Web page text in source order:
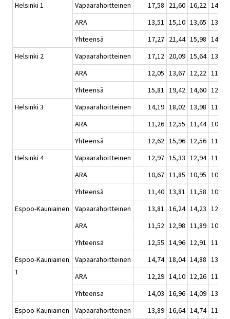
Helsinki 1
Vapaarahoitteinen 17,58 21,60 16,22 14,52
ARA
13,51 15,10 13,65 13,03
Yhteensä
17,27 21,44 15,98 14,35
Helsinki 2
Vapaarahoitteinen 17,12 20,09 15,64 13,27
ARA
12,05 13,67 12,22 11,28
Yhteensä
15,81 19,42 14,60 12,46
Helsinki 3
Vapaarahoitteinen 14,19 18,02 13,98 11,84
ARA
11,26 12,55 11,44 10,72
Yhteensä
12,62 15,96 12,56 11,19
Helsinki 4
Vapaarahoitteinen 12,97 15,33 12,94 11,32
ARA
10,67 11,85 10,95 10,23
Yhteensä
11,40 13,81 11,58 10,49
Espoo-Kauniainen
Vapaarahoitteinen 13,81 16,24 14,23 12,48
ARA
11,52 12,98 11,89 10,95
Yhteensä
12,55 14,96 12,91 11,60
Espoo-Kauniainen
1
Vapaarahoitteinen 14,74 18,04 14,88 13,54
ARA
12,29 14,10 12,26 11,74
Yhteensä
14,03 16,96 14,09 13,03
Espoo-Kauniainen
Vapaarahoitteinen 13,89 16,64 14,74 11,95